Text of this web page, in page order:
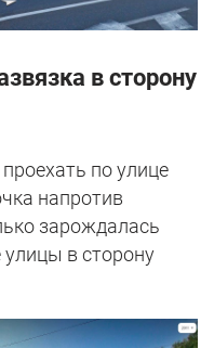
в сторону
по улице
напротив
зарождалась
улицы в сторону